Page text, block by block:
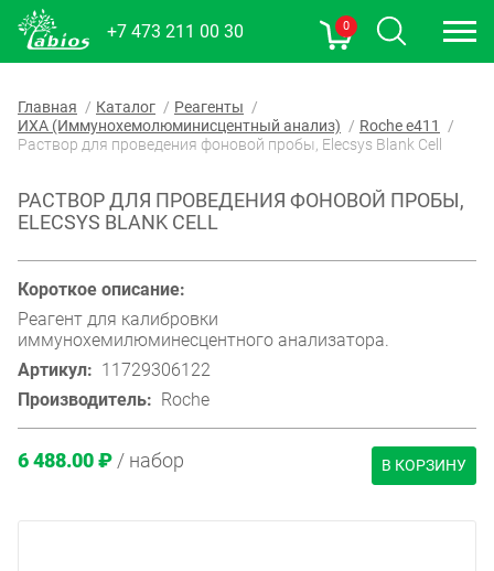
+7 473 211 00 30 0
Главная Каталог
Реагенты
ИХА (Иммунохемолюминисцентный анализ)
Roche e411
Раствор для проведения фоновой пробы, Elecsys Blank Cell
РАСТВОР ДЛЯ ПРОВЕДЕНИЯ ФОНОВОЙ ПРОБЫ,
ELECSYS BLANK CELL
Короткое описание:
Реагент для калибровки
иммунохемилюминесцентного анализатора.
Артикул: 11729306122
Производитель: Roche
6 488.00 ₽ / набор В КОРЗИНУ